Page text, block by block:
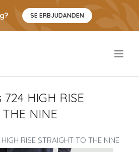
SE ERBJUDANDEN
HIGH RISE
NINE
RISE STRAIGHT TO THE NINE